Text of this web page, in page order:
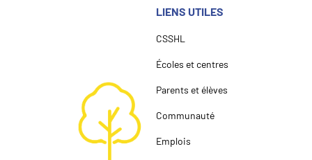
LIENS UTILES
CSSHL
Écoles et centres
Parents et élèves
Communauté
Emplois